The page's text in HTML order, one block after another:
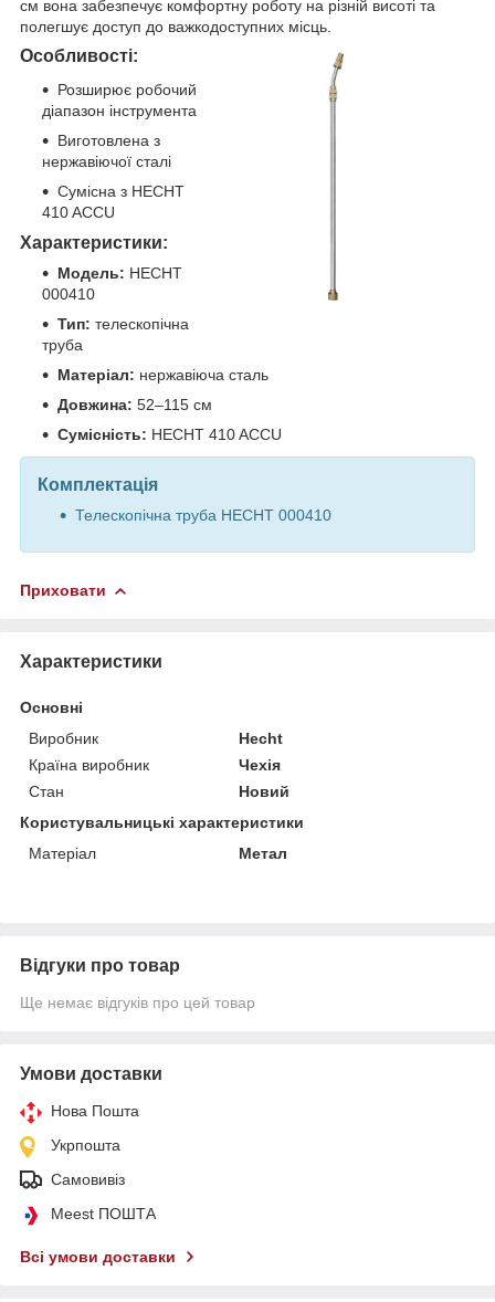
см вона забезпечує комфортну роботу на різній висоті та
полегшує доступ до важкодоступних місць.
Особливості:
Розширює робочий
діапазон інструмента
Виготовлена з
нержавіючої сталі
Сумісна з HECHT
410 ACCU
Характеристики:
Модель: HECHT
000410
Тип: телескопічна
труба
Матеріал: нержавіюча сталь
Довжина: 52–115 см
Сумісність: HECHT 410 ACCU
Комплектація
Телескопічна труба HECHT 000410
Приховати
Характеристики
Основні
Виробник
Hecht
Країна виробник
Чехія
Стан
Новий
Користувальницькі характеристики
Матеріал
Метал
Відгуки про товар
Ще немає відгуків про цей товар
Умови доставки
Нова Пошта
Укрпошта
Самовивіз
Meest ПОШТА
Всі умови доставки